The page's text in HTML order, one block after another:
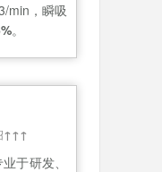
min，瞬吸
。
↑↑↑
于研发、